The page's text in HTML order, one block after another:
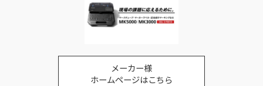
メーカー様
ホームページはこちら